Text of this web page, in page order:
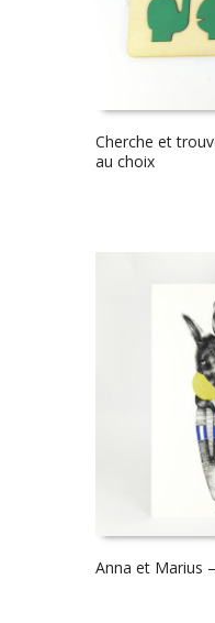
Cherche et
au choix
Anna et Marius